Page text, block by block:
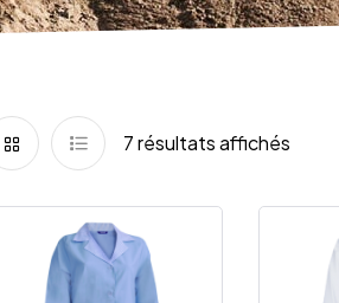
7 résultats affichés